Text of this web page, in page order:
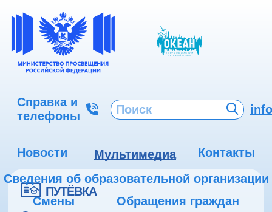
Справка и
телефоны
Новости Мультимедиа
Контакты
Сведения об образовательной организации
Смены
Обращения граждан
ПУТЁВКА